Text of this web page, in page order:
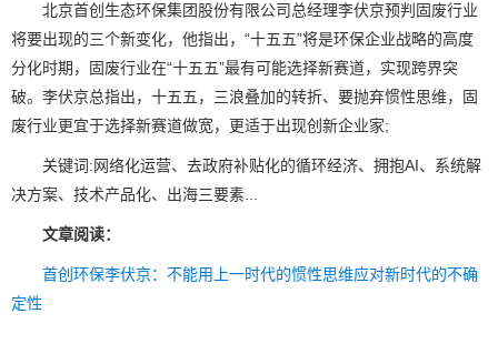
北京首创生态环保集团股份有限公司总经理李伏京预判固废行业
将要出现的三个新变化，他指出，“十五五”将是环保企业战略的高度
分化时期，固废行业在“十五五”最有可能选择新赛道，实现跨界突
破。李伏京总指出，十五五，三浪叠加的转折、要抛弃惯性思维，固
废行业更宜于选择新赛道做宽，更适于出现创新企业家;
关键词:网络化运营、去政府补贴化的循环经济、拥抱AI、系统解
决方案、技术产品化、出海三要素...
文章阅读：
首创环保李伏京：不能用上一时代的惯性思维应对新时代的不确
定性